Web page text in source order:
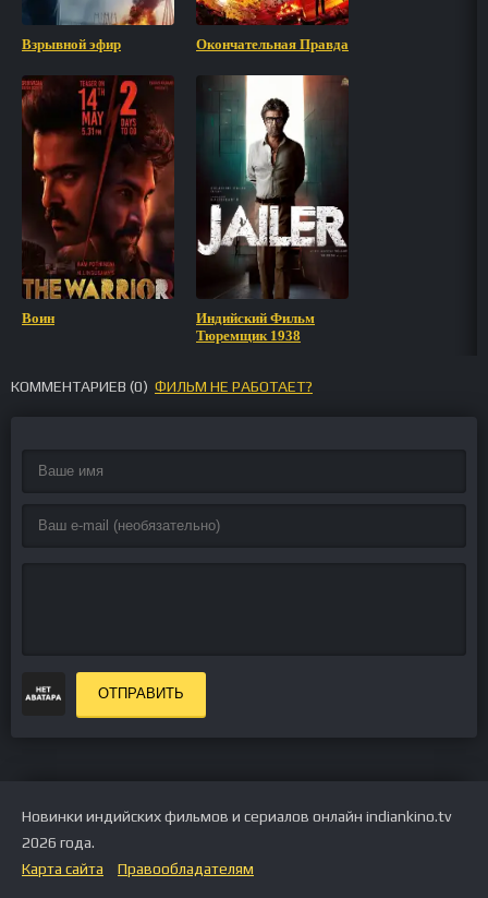
Взрывной эфир Окончательная Правда
Воин
Индийский Фильм
Тюремщик 1938
КОММЕНТАРИЕВ (0) ФИЛЬМ НЕ РАБОТАЕТ?
ОТПРАВИТЬ
Новинки индийских фильмов и сериалов онлайн indiankino.tv
2026 года.
Карта сайта
Правообладателям